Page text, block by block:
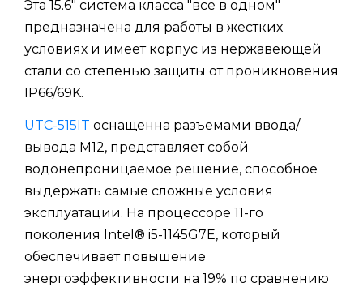
Эта 15.6" система класса "все в одном"
предназначена для работы в жестких
условиях и имеет корпус из нержавеющей
стали со степенью защиты от проникновения
IP66/69K.
UTC-515IT оснащенна разъемами ввода/
вывода M12, представляет собой
водонепроницаемое решение, способное
выдержать самые сложные условия
эксплуатации. На процессоре 11-го
поколения Intel® i5-1145G7E, который
обеспечивает повышение
энергоэффективности на 19% по сравнению